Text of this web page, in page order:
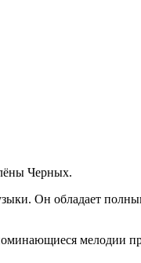
Черных.
Он обладает
мелодии